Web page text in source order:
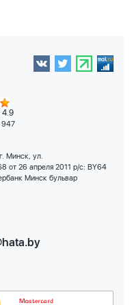
4.9
947
Минск, ул.
от 26 апреля 2011 р/с: BY64
Минск бульвар